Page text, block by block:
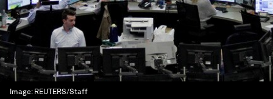
Image: REUTERS/Staff